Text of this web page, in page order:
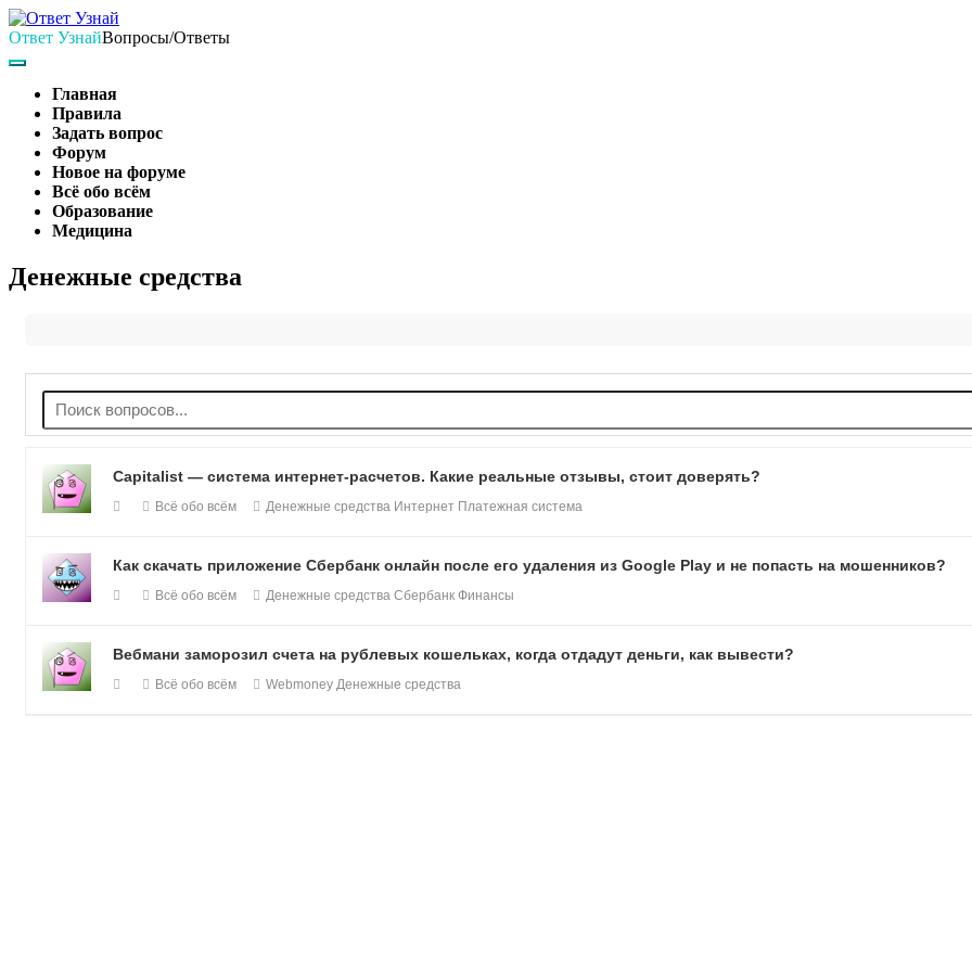
Skip
to
content
Ответ УзнайВопросы/Ответы
Search
Main
Navigation
Главная
Правила
Задать вопрос
Форум
Новое на форуме
Всё обо всём
Образование
Медицина
Search
Денежные средства
Capitalist — система интернет-расчетов. Какие реальные отзывы, стоит доверять?
Всё обо всём Денежные средства Интернет Платежная система
Как скачать приложение Сбербанк онлайн после его удаления из Google Play и не попасть на мошенников?
Всё обо всём Денежные средства Сбербанк Финансы
Вебмани заморозил счета на рублевых кошельках, когда отдадут деньги, как вывести?
Всё обо всём Webmoney Денежные средства